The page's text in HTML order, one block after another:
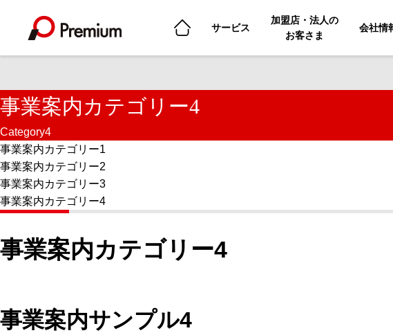
サービス
加盟店・法人の
お客さま
会社情
事業案内カテゴリー4
Category4
事業案内カテゴリー1
事業案内カテゴリー2
事業案内カテゴリー3
事業案内カテゴリー4
事業案内カテゴリー4
事業案内サンプル4